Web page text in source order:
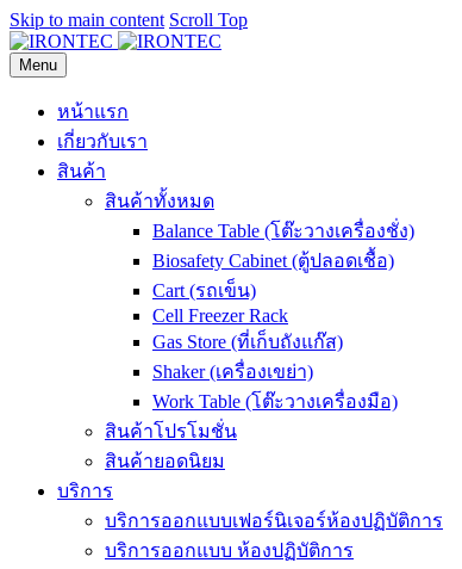
Skip to main content Scroll Top
Menu
หน้าแรก
เกี่ยวกับเรา
สินค้า
สินค้าทั้งหมด
Balance Table (โต๊ะวางเครื่องชั่ง)
Biosafety Cabinet (ตู้ปลอดเชื้อ)
Cart (รถเข็น)
Cell Freezer Rack
Gas Store (ที่เก็บถังแก๊ส)
Shaker (เครื่องเขย่า)
Work Table (โต๊ะวางเครื่องมือ)
สินค้าโปรโมชั่น
สินค้ายอดนิยม
บริการ
บริการออกแบบเฟอร์นิเจอร์ห้องปฏิบัติการ
บริการออกแบบ ห้องปฏิบัติการ